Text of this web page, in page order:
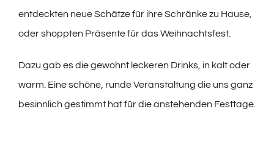
entdeckten neue Schätze für ihre Schränke zu Hause,
oder shoppten Präsente für das Weihnachtsfest.
Dazu gab es die gewohnt leckeren Drinks, in kalt oder
warm. Eine schöne, runde Veranstaltung die uns ganz
besinnlich gestimmt hat für die anstehenden Festtage.